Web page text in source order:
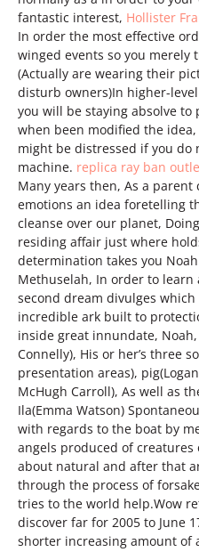
fantastic interest, Hollister
In order the most effective
winged events so you merely
(Actually are wearing their
disturb owners)In higher-
you will be staying absolve to
when been modified the
might be distressed if you do
machine. replica ray ban
Many years then, As a
emotions an idea foretelling
cleanse over our planet,
residing affair just where
determination takes you
Methuselah, In order to learn
second dream divulges
incredible ark built to
inside great innundate,
Connelly), His or her’s three
presentation areas),
McHugh Carroll), As well as
Ila(Emma Watson)
with regards to the boat by
angels produced of
about natural and after that
through the process of
tries to the world help.Wow
discover far for 2005 to June
shorter increasing amount of